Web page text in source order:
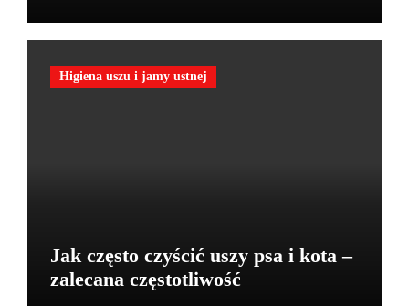
Higiena uszu i jamy ustnej
Jak często czyścić uszy psa i kota –
zalecana częstotliwość